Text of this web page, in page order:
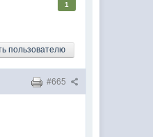
1
пользователю
#665